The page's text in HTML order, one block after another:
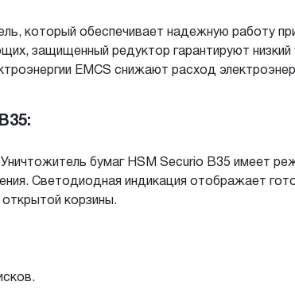
который обеспечивает надежную работу
защищенный редуктор гарантируют
EMCS снижают расход
Уничтожитель бумаг HSM Securio B35 имеет
Светодиодная индикация отображает
корзины.